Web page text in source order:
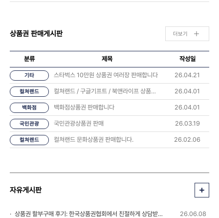
상품권 판매게시판 더보기
분류 제목 작성일
기타 스타벅스 10만원 상품권 여러장 판매합니다 26.04.21
컬쳐랜드 컬쳐랜드 / 구글기프트 / 북앤라이프 상품권 판매합니다 26.04.01
백화점 백화점상품권 판매합니다 26.04.01
국민관광 국민관광상품권 판매 26.03.19
컬쳐랜드 컬쳐랜드 문화상품권 판매합니다. 26.02.06
자유게시판
상품권 할부구매 후기: 한국상품권협회에서 친절하게 상담받았습니다 💬
26.06.08